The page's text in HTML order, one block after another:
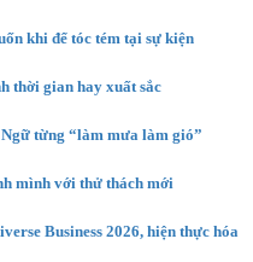
khi để tóc tém tại sự kiện
thời gian hay xuất sắc
từng “làm mưa làm gió”
mình với thử thách mới
Business 2026, hiện thực hóa